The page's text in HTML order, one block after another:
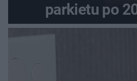
parkietu po